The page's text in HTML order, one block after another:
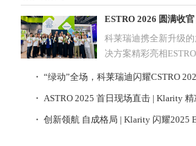
科莱瑞迪携全新升级
决方案精彩亮相
力”，为放疗行业高质
・ “绿动”全场，科莱瑞迪闪耀CSTRO